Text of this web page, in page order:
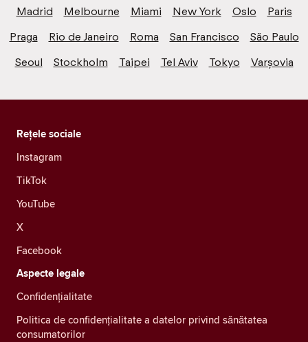
Madrid
Melbourne Miami New York Oslo
Paris
Praga
Rio de Janeiro Roma San Francisco
São Paulo
Seoul
Stockholm Taipei Tel Aviv Tokyo Varșovia
Rețele sociale
Instagram
TikTok
YouTube
X
Facebook
Aspecte legale
Confidenţialitate
Politica de confidențialitate a datelor privind sănătatea
consumatorilor